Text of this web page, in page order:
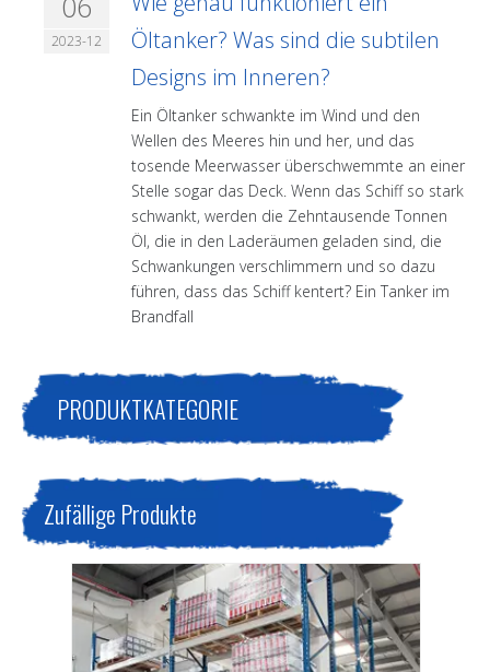
2023-12
Öltanker? Was sind die subtilen
Designs im Inneren?
Ein Öltanker schwankte im Wind und den
Wellen des Meeres hin und her, und das
tosende Meerwasser überschwemmte an einer
Stelle sogar das Deck. Wenn das Schiff so stark
schwankt, werden die Zehntausende Tonnen
Öl, die in den Laderäumen geladen sind, die
Schwankungen verschlimmern und so dazu
führen, dass das Schiff kentert? Ein Tanker im
Brandfall
PRODUKTKATEGORIE
Zufällige Produkte